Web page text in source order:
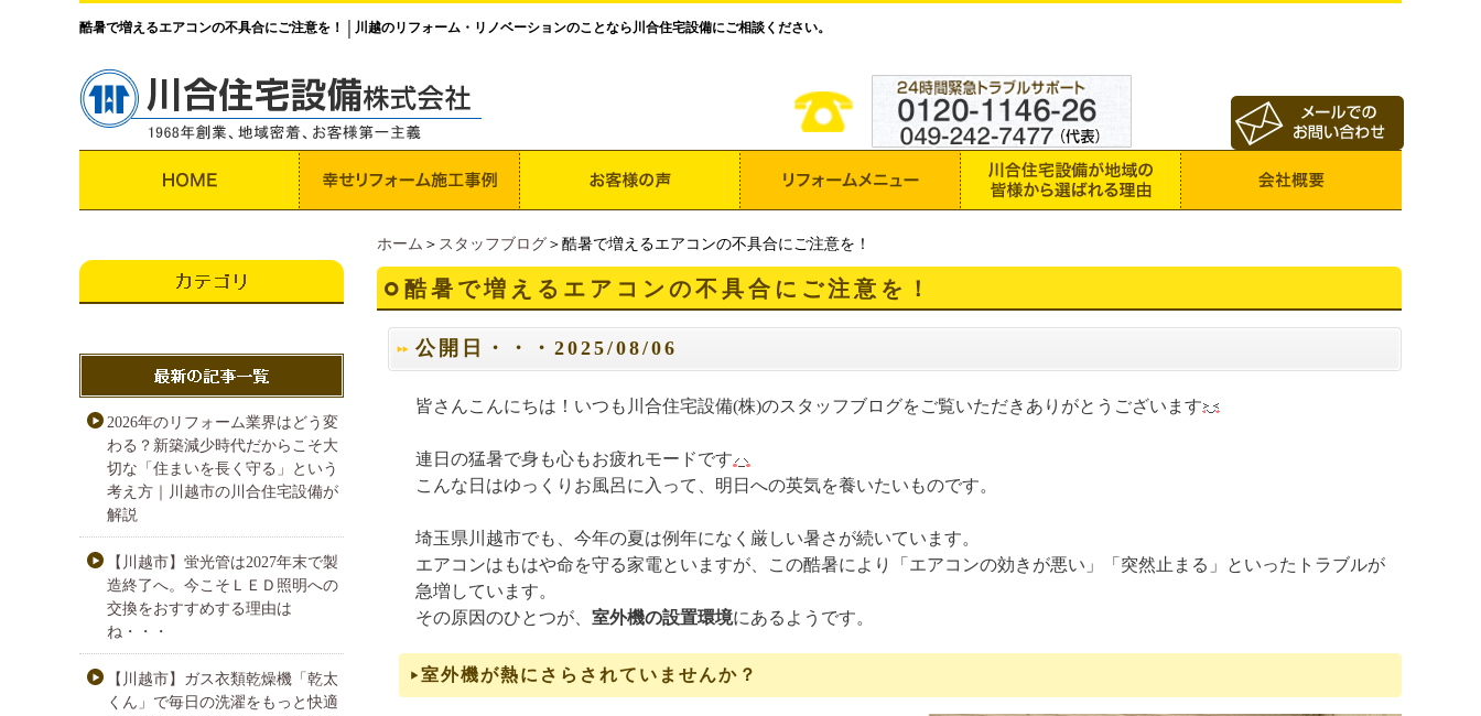
酷暑で増えるエアコンの不具合にご注意を！ 川越のリフォーム・リノベーションのことなら川合住宅設備にご相談ください。
ホーム ＞ スタッフブログ ＞酷暑で増えるエアコンの不具合にご注意を！
酷暑で増えるエアコンの不具合にご注意を！
公開日・・・2025/08/06
皆さんこんにちは！いつも川合住宅設備(株)のスタッフブログをご覧いただきありがとうございます
連日の猛暑で身も心もお疲れモードです
こんな日はゆっくりお風呂に入って、明日への英気を養いたいものです。
埼玉県川越市でも、今年の夏は例年になく厳しい暑さが続いています。
エアコンはもはや命を守る家電といますが、この酷暑により「エアコンの効きが悪い」「突然止まる」といったトラブルが
急増しています。
その原因のひとつが、 室外機の設置環境にあるようです。
室外機が熱にさらされていませんか？
2026年のリフォーム業界はどう変
わる？新築減少時代だからこそ大
切な「住まいを長く守る」という
考え方｜川越市の川合住宅設備が
解説
【川越市】蛍光管は2027年末で製
造終了へ。今こそＬＥＤ照明への
交換をおすすめする理由は
ね・・・
【川越市】ガス衣類乾燥機「乾太
くん」で毎日の洗濯をもっと快適